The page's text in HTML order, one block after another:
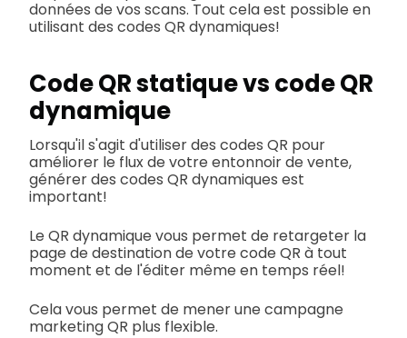
données de vos scans. Tout cela est possible en
utilisant des codes QR dynamiques!
Code QR statique vs code QR
dynamique
Lorsqu'il s'agit d'utiliser des codes QR pour
améliorer le flux de votre entonnoir de vente,
générer des codes QR dynamiques est
important!
Le QR dynamique vous permet de retargeter la
page de destination de votre code QR à tout
moment et de l'éditer même en temps réel!
Cela vous permet de mener une campagne
marketing QR plus flexible.